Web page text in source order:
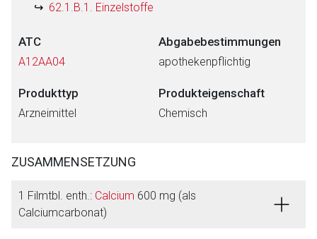
62.1.B.1. Einzelstoffe
ATC
A12AA04
Abgabebestimmungen
apothekenpflichtig
Produkttyp
Arzneimittel
Produkteigenschaft
Chemisch
ZUSAMMENSETZUNG
1 Filmtbl. enth.: Calcium 600 mg (als
Calciumcarbonat)